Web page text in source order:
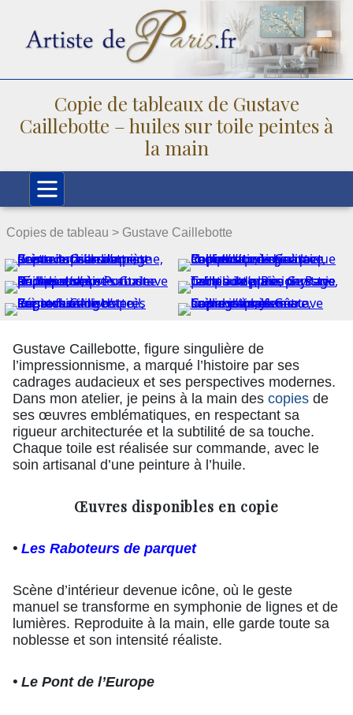
Copie de tableaux de Gustave
Caillebotte – huiles sur toile peintes à
la main
Copies de tableau > Gustave Caillebotte
Gustave Caillebotte, figure singulière de
l’impressionnisme, a marqué l’histoire par ses
cadrages audacieux et ses perspectives modernes.
Dans mon atelier, je peins à la main des copies de
ses œuvres emblématiques, en respectant sa
rigueur architecturée et la subtilité de sa touche.
Chaque toile est réalisée sur commande, avec le
soin artisanal d’une peinture à l’huile.
Œuvres disponibles en copie
• Les Raboteurs de parquet
Scène d’intérieur devenue icône, où le geste
manuel se transforme en symphonie de lignes et de
lumières. Reproduite à la main, elle garde toute sa
noblesse et son intensité réaliste.
• Le Pont de l’Europe